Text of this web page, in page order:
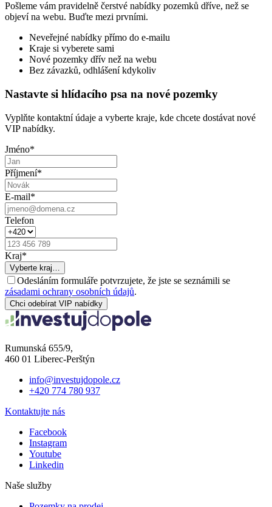
Pošleme vám pravidelně čerstvé nabídky pozemků dříve, než se
objeví na webu. Buďte mezi prvními.
Neveřejné nabídky přímo do e-mailu
Kraje si vyberete sami
Nové pozemky dřív než na webu
Bez závazků, odhlášení kdykoliv
Nastavte si hlídacího psa na nové pozemky
Vyplňte kontaktní údaje a vyberte kraje, kde chcete dostávat nové
VIP nabídky.
Jméno*
Příjmení*
E-mail*
Telefon
Kraj*
Vyberte kraj…
Odesláním formuláře potvrzujete, že jste se seznámili se
zásadami ochrany osobních údajů.
Chci odebírat VIP nabídky
Rumunská 655/9,
460 01 Liberec-Perštýn
info@investujdopole.cz
+420 774 780 937
Kontaktujte nás
Facebook
Instagram
Youtube
Linkedin
Naše služby